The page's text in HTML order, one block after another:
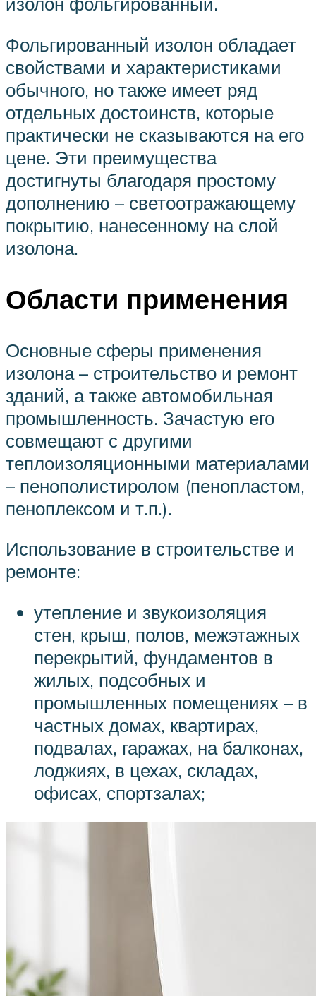
Фольгированный изолон обладает
свойствами и характеристиками
обычного, но также имеет ряд
отдельных достоинств, которые
практически не сказываются на его
цене. Эти преимущества
достигнуты благодаря простому
дополнению – светоотражающему
покрытию, нанесенному на слой
изолона.
Области применения
Основные сферы применения
изолона – строительство и ремонт
зданий, а также автомобильная
промышленность. Зачастую его
совмещают с другими
теплоизоляционными материалами
– пенополистиролом (пенопластом,
пеноплексом и т.п.).
Использование в строительстве и
ремонте:
утепление и звукоизоляция
стен, крыш, полов, межэтажных
перекрытий, фундаментов в
жилых, подсобных и
промышленных помещениях – в
частных домах, квартирах,
подвалах, гаражах, на балконах,
лоджиях, в цехах, складах,
офисах, спортзалах;